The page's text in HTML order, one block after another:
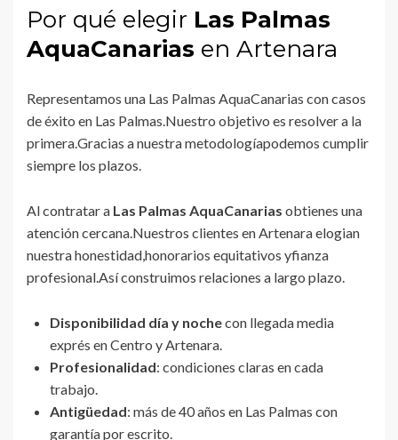
Por qué elegir Las Palmas
AquaCanarias en Artenara
Representamos una Las Palmas AquaCanarias con casos
de éxito en Las Palmas.Nuestro objetivo es resolver a la
primera.Gracias a nuestra metodologíapodemos cumplir
siempre los plazos.
Al contratar a Las Palmas AquaCanarias obtienes una
atención cercana.Nuestros clientes en Artenara elogian
nuestra honestidad,honorarios equitativos yfianza
profesional.Así construimos relaciones a largo plazo.
Disponibilidad día y nochecon llegada media
exprés en Centro y Artenara.
Profesionalidad: condiciones claras en cada
trabajo.
Antigüedad: más de 40 años en Las Palmas con
garantía por escrito.